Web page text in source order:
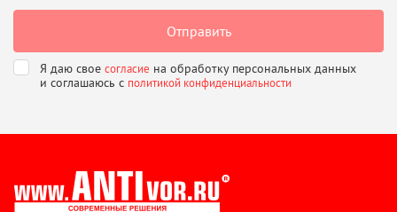
Я даю свое согласие на обработку персональных данных
и соглашаюсь с политикой конфиденциальности